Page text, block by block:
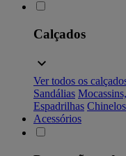
Calçados
Ver todos os
Sandálias
Espadrilhas
Acessórios